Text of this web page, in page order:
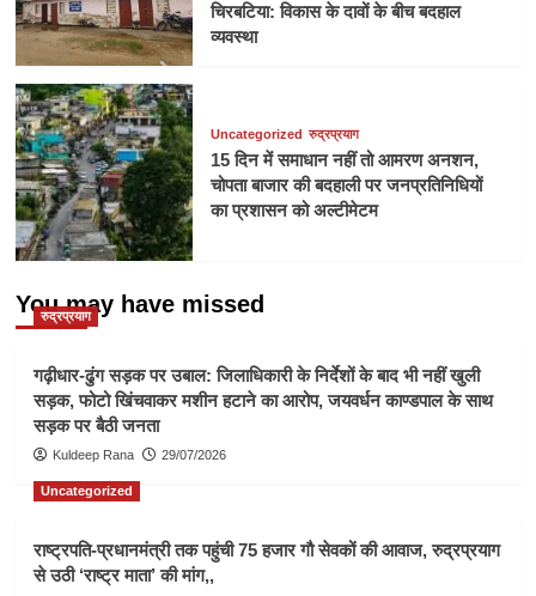
चिरबटिया: विकास के दावों के बीच बदहाल
व्यवस्था
Uncategorized रुद्रप्रयाग
15 दिन में समाधान नहीं तो आमरण अनशन,
चोपता बाजार की बदहाली पर जनप्रतिनिधियों
का प्रशासन को अल्टीमेटम
You may have missed
रुद्रप्रयाग
गढ़ीधार-ढुंग सड़क पर उबाल: जिलाधिकारी के निर्देशों के बाद भी नहीं खुली
सड़क, फोटो खिंचवाकर मशीन हटाने का आरोप, जयवर्धन काण्डपाल के साथ
सड़क पर बैठी जनता
Kuldeep Rana 29/07/2026
Uncategorized
राष्ट्रपति-प्रधानमंत्री तक पहुंची 75 हजार गौ सेवकों की आवाज, रुद्रप्रयाग
से उठी ‘राष्ट्र माता’ की मांग,,